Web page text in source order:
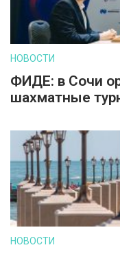
НОВОСТИ
ФИДЕ: в Сочи
шахматные
НОВОСТИ